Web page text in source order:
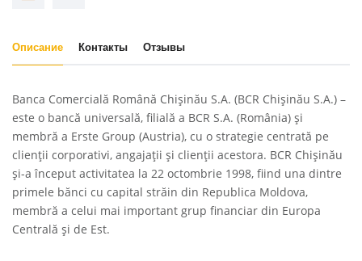
Описание Контакты Отзывы
Banca Comercială Română Chişinău S.A. (BCR Chişinău S.A.) –
este o bancă universală, filială a BCR S.A. (România) și
membră a Erste Group (Austria), cu o strategie centrată pe
clienții corporativi, angajații și clienții acestora. BCR Chișinău
și-a început activitatea la 22 octombrie 1998, fiind una dintre
primele bănci cu capital străin din Republica Moldova,
membră a celui mai important grup financiar din Europa
Centrală și de Est.